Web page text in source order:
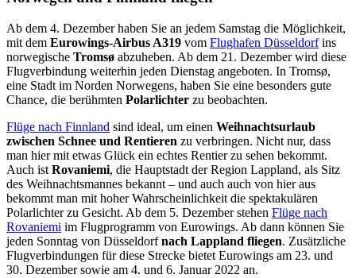
Ab dem 4. Dezember haben Sie an jedem Samstag die Möglichkeit,
mit dem Eurowings-Airbus A319 vom Flughafen Düsseldorfins
norwegische Tromsø abzuheben. Ab dem 21. Dezember wird diese
Flugverbindung weiterhin jeden Dienstag angeboten. In Tromsø,
eine Stadt im Norden Norwegens, haben Sie eine besonders gute
Chance, die berühmten Polarlichter zu beobachten.
Flüge nach Finnland sind ideal, um einen Weihnachtsurlaub
zwischen Schnee und Rentieren zu verbringen. Nicht nur, dass
man hier mit etwas Glück ein echtes Rentier zu sehen bekommt.
Auch ist Rovaniemi, die Hauptstadt der Region Lappland, als Sitz
des Weihnachtsmannes bekannt – und auch auch von hier aus
bekommt man mit hoher Wahrscheinlichkeit die spektakulären
Polarlichter zu Gesicht. Ab dem 5. Dezember stehen Flüge nach
Rovaniemi im Flugprogramm von Eurowings. Ab dann können Sie
jeden Sonntag von Düsseldorfnach Lappland fliegen. Zusätzliche
Flugverbindungen für diese Strecke bietet Eurowings am 23. und
30. Dezember sowie am 4. und 6. Januar 2022 an.